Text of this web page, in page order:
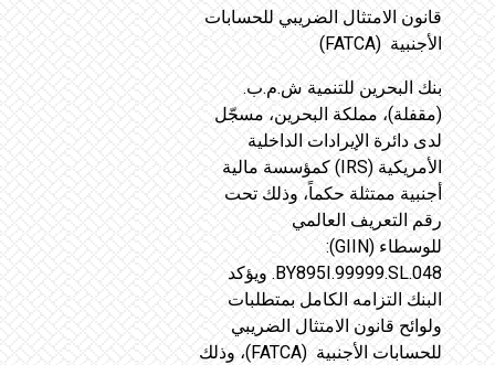
قانون الامتثال الضريبي للحسابات
الأجنبية (FATCA)
بنك البحرين للتنمية ش.م.ب.
(مقفلة)، مملكة البحرين، مسجّل
لدى دائرة الإيرادات الداخلية
الأمريكية (IRS) كمؤسسة مالية
أجنبية ممتثلة حكماً، وذلك تحت
رقم التعريف العالمي
للوسطاء (GIIN):
BY895I.99999.SL.048. ويؤكد
البنك التزامه الكامل بمتطلبات
ولوائح قانون الامتثال الضريبي
للحسابات الأجنبية (FATCA)، وذلك